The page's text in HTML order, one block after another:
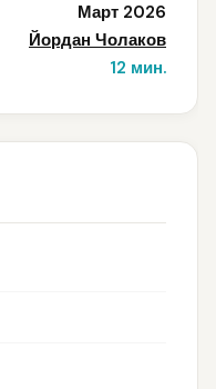
Март 2026
Йордан Чолаков
12 мин.